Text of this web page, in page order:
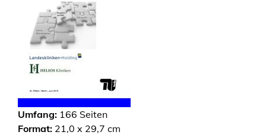
Umfang: 166 Seiten
Format: 21,0 x 29,7 cm